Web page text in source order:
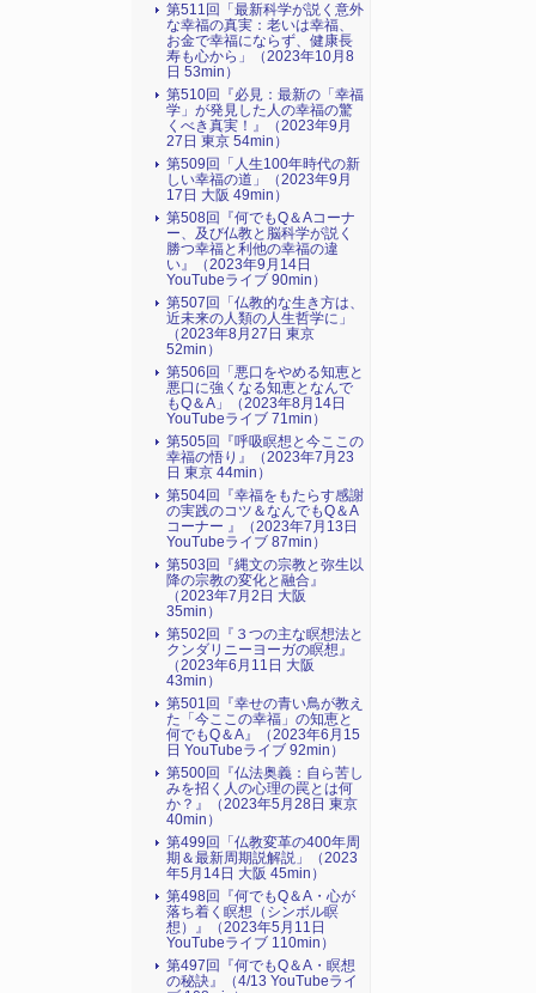
第511回「最新科学が説く意外
な幸福の真実：老いは幸福、
お金で幸福にならず、健康長
寿も心から」（2023年10月8
日 53min）
第510回『必見：最新の「幸福
学」が発見した人の幸福の驚
くべき真実！』（2023年9月
27日 東京 54min）
第509回「人生100年時代の新
しい幸福の道」（2023年9月
17日 大阪 49min）
第508回『何でもQ＆Aコーナ
ー、及び仏教と脳科学が説く
勝つ幸福と利他の幸福の違
い』（2023年9月14日
YouTubeライブ 90min）
第507回「仏教的な生き方は、
近未来の人類の人生哲学に」
（2023年8月27日 東京
52min）
第506回「悪口をやめる知恵と
悪口に強くなる知恵となんで
もQ＆A」（2023年8月14日
YouTubeライブ 71min）
第505回『呼吸瞑想と今ここの
幸福の悟り』（2023年7月23
日 東京 44min）
第504回『幸福をもたらす感謝
の実践のコツ＆なんでもQ＆A
コーナー 』（2023年7月13日
YouTubeライブ 87min）
第503回『縄文の宗教と弥生以
降の宗教の変化と融合』
（2023年7月2日 大阪
35min）
第502回『３つの主な瞑想法と
クンダリニーヨーガの瞑想』
（2023年6月11日 大阪
43min）
第501回『幸せの青い鳥が教え
た「今ここの幸福」の知恵と
何でもQ＆A』（2023年6月15
日 YouTubeライブ 92min）
第500回『仏法奥義：自ら苦し
みを招く人の心理の罠とは何
か？』（2023年5月28日 東京
40min）
第499回「仏教変革の400年周
期＆最新周期説解説」（2023
年5月14日 大阪 45min）
第498回『何でもQ＆A・心が
落ち着く瞑想（シンボル瞑
想）』（2023年5月11日
YouTubeライブ 110min）
第497回『何でもQ＆A・瞑想
の秘訣』（4/13 YouTubeライ